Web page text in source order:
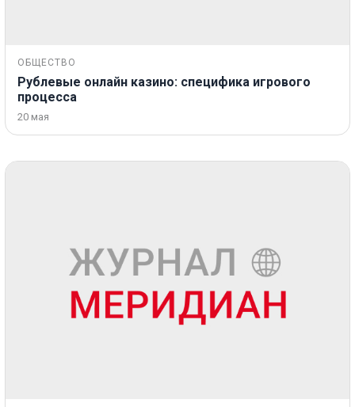
ОБЩЕСТВО
Рублевые онлайн казино: специфика игрового
процесса
20 мая